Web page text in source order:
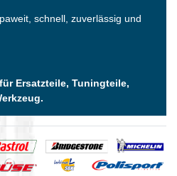
schnell, zuverlässig und
Ersatzteile, Tuningteile,